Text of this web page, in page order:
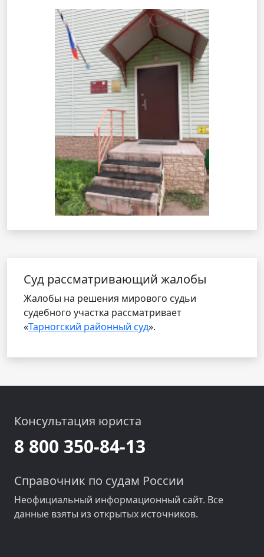
Cуд рассматривающий жалобы
Жалобы на решения мирового судьи
судебного участка рассматривает
«Тарногский районный суд».
Консультация юриста
8 800 350-84-13
Справочник по судам России
Неофициальный информационный сайт. Все
данные взяты из открытых источников.